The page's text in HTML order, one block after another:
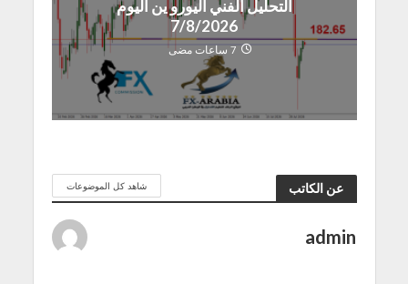
التحليل الفني اليورو ين اليوم
7/8/2026
7 ساعات مضى
عن الكاتب شاهد كل الموضوعات
admin